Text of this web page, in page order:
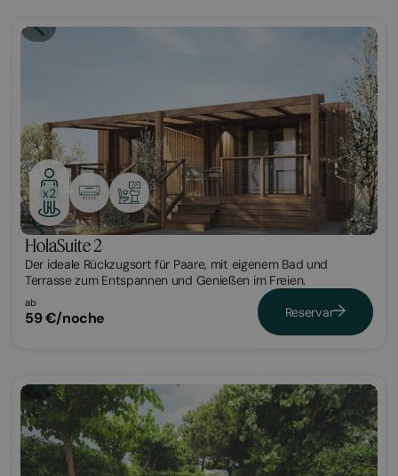
Tiny
x2
HolaSuite 2
Der ideale Rückzugsort für Paare, mit eigenem Bad und
Terrasse zum Entspannen und Genießen im Freien.
ab
59 €/noche Reservar
Parcela